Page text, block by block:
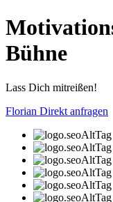
Bühne
Lass Dich mitreißen!
Florian Direkt anfragen